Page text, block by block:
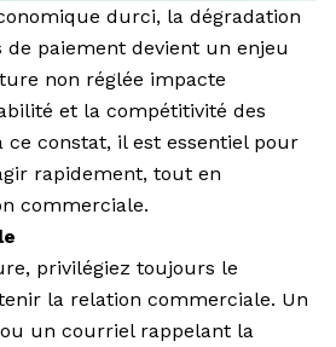
durci, la dégradation
paiement devient un enjeu
non réglée impacte
et la compétitivité des
ce constat, il est essentiel pour
rapidement, tout en
commerciale.
privilégiez toujours le
la relation commerciale. Un
un courriel rappelant la